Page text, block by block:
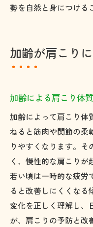
勢を自然と身につける
加齢が肩こり
加齢による肩こり体
加齢によって肩こり体
ねると筋肉や関節の柔
りやすくなります。
く、慢性的な肩こりが
若い頃は一時的な疲労
ると改善しにくくな
変化を正しく理解し、
が、肩こりの予防と改